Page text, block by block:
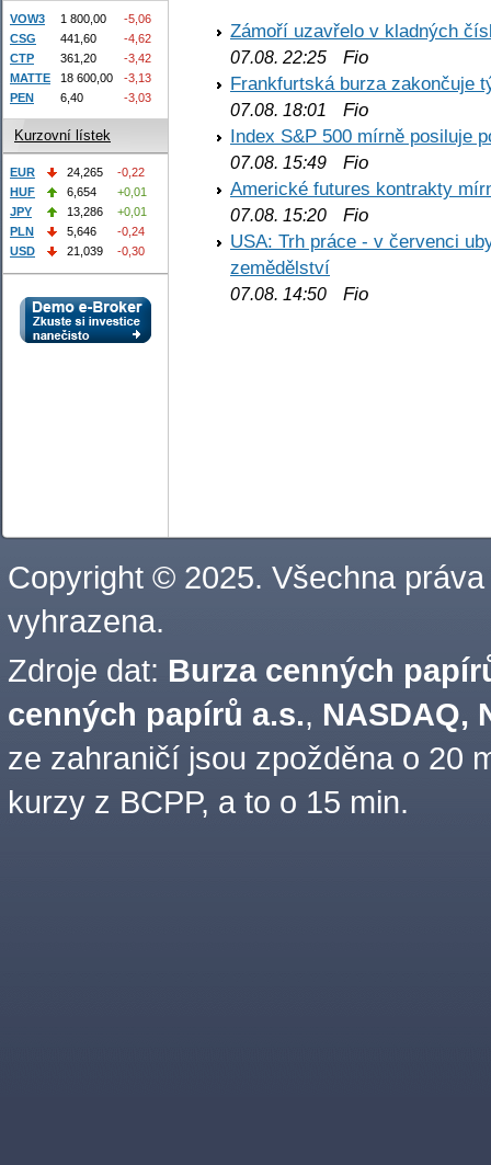
Zámoří uzavřelo v kladných
07.08. 22:25 Fio
Frankfurtská burza zakončuje
07.08. 18:01
Fio
Index S&P 500 mírně posiluje
07.08. 15:49 Fio
Americké futures kontrakty
07.08. 15:20 Fio
USA: Trh práce - v červenci
zemědělství
07.08. 14:50 Fio
VOW3 1 800,00
-5,06
CSG
441,60
-4,62
CTP
361,20
-3,42
MATTE
18 600,00
-3,13
PEN
6,40 -3,03
Kurzovní lístek
EUR 24,265
-0,22
HUF
6,654
+0,01
JPY
13,286
+0,01
PLN
5,646
-0,24
USD
21,039 -0,30
Copyright © 2025. Všechna práva
vyhrazena.
Zdroje dat: Burza cenných
cenných papírů a.s., NASDAQ,
ze zahraničí jsou zpožděna o 20
kurzy z BCPP, a to o 15 min.